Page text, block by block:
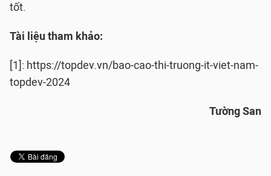
tốt.
Tài liệu tham khảo:
[1]: https://topdev.vn/bao-cao-thi-truong-it-viet-nam-
topdev-2024
Tường San